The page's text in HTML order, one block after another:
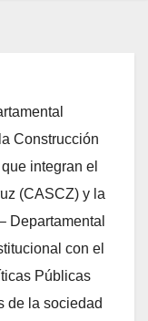
Construcción
integran el
(CASCZ) y la
Departamental
con el
Públicas
de la sociedad